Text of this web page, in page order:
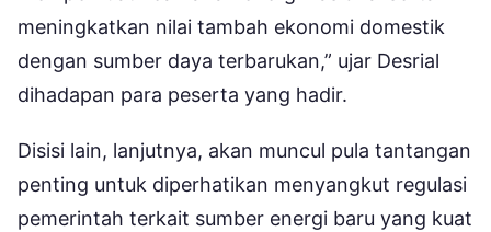
meningkatkan nilai tambah ekonomi domestik
dengan sumber daya terbarukan,” ujar Desrial
dihadapan para peserta yang hadir.
Disisi lain, lanjutnya, akan muncul pula tantangan
penting untuk diperhatikan menyangkut regulasi
pemerintah terkait sumber energi baru yang kuat